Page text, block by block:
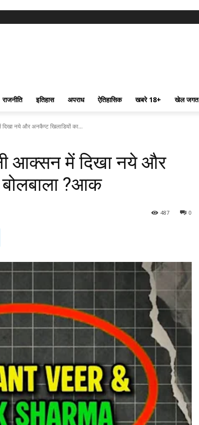
राजनीति इतिहास अपराध ऐतिहासिक खबरे 18+ खेल जगत
नये और अनकैप्ट खिलाडियों का...
आक्सन में दिखा नये और
?आक
0
487